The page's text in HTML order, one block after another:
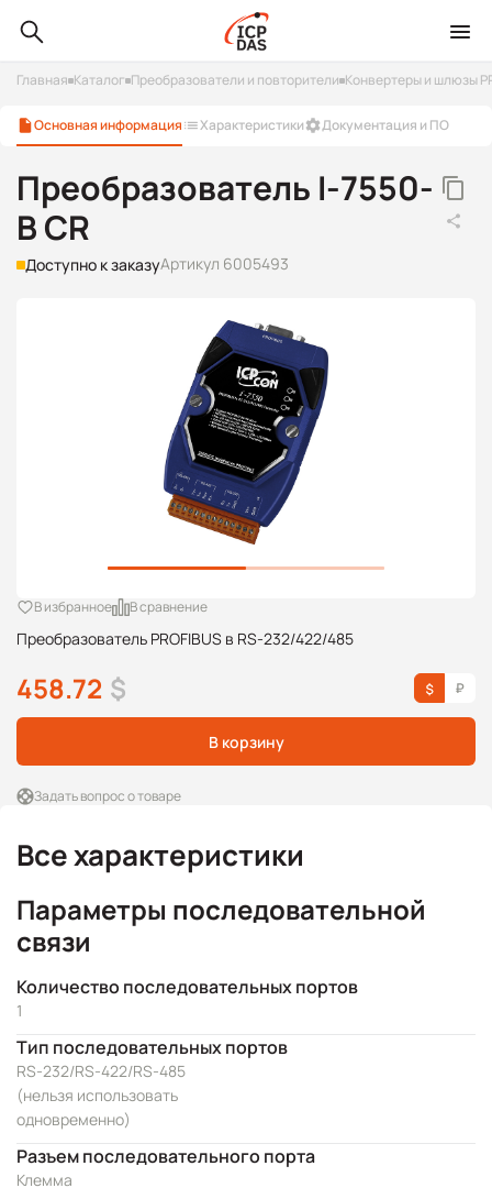
Главная Каталог Преобразователи и повторители Конвертеры и шлюзы
Основная информация Характеристики Документация и ПО
Преобразователь I-7550-
B CR
Доступно к заказуАртикул 6005493
Преобразователь PROFIBUS в RS-232/422/485
В избранное В сравнение
458.72 $
В корзину
Задать вопрос о товаре
Все характеристики
Параметры последовательной
связи
Количество последовательных портов
1
Тип последовательных портов
RS-232/RS-422/RS-485
(нельзя использовать
одновременно)
Разъем последовательного порта
Клемма